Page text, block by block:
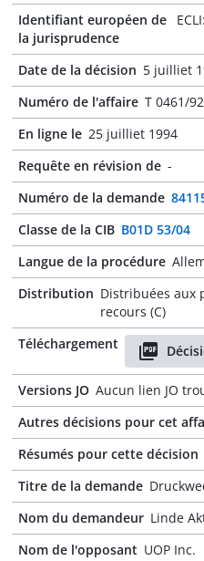
Identifiant européen de
la jurisprudence
Date de la décision 5 juilliet
Numéro de l'affaire T 0461/92
En ligne le 25 juilliet 1994
Requête en révision de -
Numéro de la demande
Classe de la CIB B01D 53/04
Langue de la procédure
Distribution Distribuées aux
recours (C)
Téléchargement
Versions JO Aucun lien JO
Autres décisions pour cet
Résumés pour cette décision
Titre de la demande
Nom du demandeur Linde
Nom de l'opposant UOP Inc.